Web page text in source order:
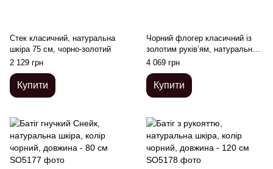
Стек класичний, натуральна
шкіра 75 см, чорно-золотий
2 129 грн
Купити
Чорний флогер класичний із
золотим руків’ям, натуральна
шкіра, 50 хвостів, по 50см,
руків’я 20см
4 069 грн
Купити